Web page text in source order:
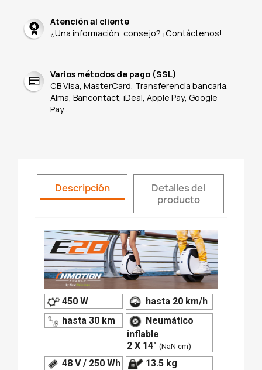
Atención al cliente
¿Una información, consejo? ¡Contáctenos!
Varios métodos de pago (SSL)
CB Visa, MasterCard, Transferencia bancaria,
Alma, Bancontact, iDeal, Apple Pay, Google
Pay...
Descripción
Detalles del
producto
450 W
hasta 20 km/h
hasta 30 km
Neumático
inflable
2 X 14" (NaN cm)
48 V / 250 Wh
13.5 kg